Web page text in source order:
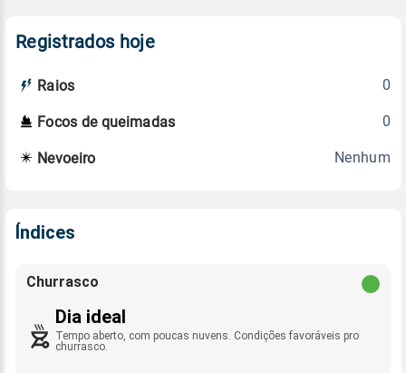
Registrados hoje
Raios 0
Focos de queimadas 0
Nevoeiro Nenhum
Índices
Churrasco
Dia ideal
Tempo aberto, com poucas nuvens. Condições favoráveis pro
churrasco.